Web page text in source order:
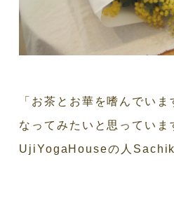
「お茶とお華を嗜んでい
なってみたいと思っていま
UjiYogaHouseの人